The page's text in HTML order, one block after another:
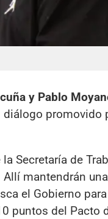
y Pablo
diálogo promovido
Secretaría de
mantendrán
el Gobierno
puntos del Pacto